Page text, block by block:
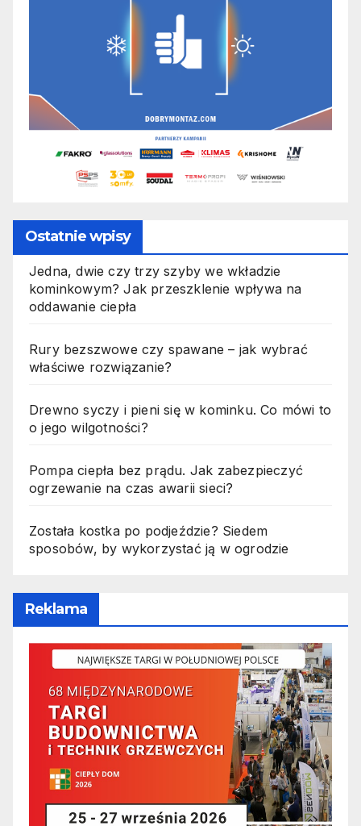
Ostatnie wpisy
Jedna, dwie czy trzy szyby we wkładzie
kominkowym? Jak przeszklenie wpływa na
oddawanie ciepła
Rury bezszwowe czy spawane – jak wybrać
właściwe rozwiązanie?
Drewno syczy i pieni się w kominku. Co mówi to
o jego wilgotności?
Pompa ciepła bez prądu. Jak zabezpieczyć
ogrzewanie na czas awarii sieci?
Została kostka po podjeździe? Siedem
sposobów, by wykorzystać ją w ogrodzie
Reklama